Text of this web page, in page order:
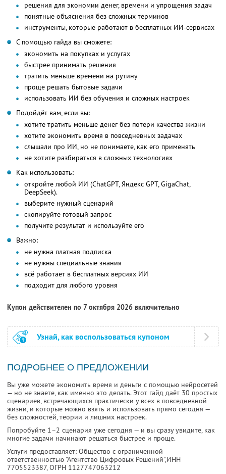
решения для экономии денег, времени и упрощения задач
понятные объяснения без сложных терминов
инструменты, которые работают в бесплатных ИИ-сервисах
С помощью гайда вы сможете:
экономить на покупках и услугах
быстрее принимать решения
тратить меньше времени на рутину
проще решать бытовые задачи
использовать ИИ без обучения и сложных настроек
Подойдёт вам, если вы:
хотите тратить меньше денег без потери качества жизни
хотите экономить время в повседневных задачах
слышали про ИИ, но не понимаете, как его применять
не хотите разбираться в сложных технологиях
Как использовать:
откройте любой ИИ (ChatGPT, Яндекс GPT, GigaChat,
DeepSeek).
выберите нужный сценарий
скопируйте готовый запрос
получите результат и используйте его
Важно:
не нужна платная подписка
не нужны специальные знания
всё работает в бесплатных версиях ИИ
подходит для любого уровня
Купон действителен по 7 октября 2026 включительно
Узнай, как воспользоваться купоном
ПОДРОБНЕЕ О ПРЕДЛОЖЕНИИ
Вы уже можете экономить время и деньги с помощью нейросетей
— но не знаете, как именно это делать. Этот гайд даёт 30 простых
сценариев, встречающихся практически у всех в повседневной
жизни, и которые можно взять и использовать прямо сегодня —
без сложностей, теории и лишних настроек.
Попробуйте 1–2 сценария уже сегодня — и вы сразу увидите, как
многие задачи начинают решаться быстрее и проще.
Услуги предоставляет: Общество с ограниченной
ответственностью "Агентство Цифровых Решений",ИНН
7705523387, ОГРН 1127747063212